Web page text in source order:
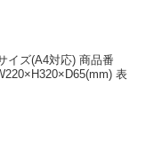
イズ(A4対応) 商品番
表